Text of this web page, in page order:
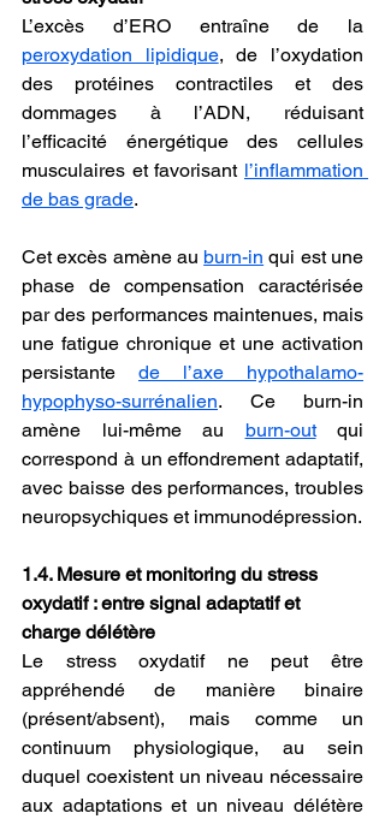
peroxydation lipidique, de l’oxydation
des protéines contractiles et des
dommages à l’ADN, réduisant
l’efficacité énergétique des cellules
musculaires et favorisant l’inflammation
de bas grade.
Cet excès amène au burn-in qui est une
phase de compensation caractérisée
par des performances maintenues, mais
une fatigue chronique et une activation
persistante de l’axe hypothalamo-
hypophyso-surrénalien. Ce burn-in
amène lui-même au burn-out qui
correspond à un effondrement adaptatif,
avec baisse des performances, troubles
neuropsychiques et immunodépression.
1.4. Mesure et monitoring du stress
oxydatif : entre signal adaptatif et
charge délétère
Le stress oxydatif ne peut être
appréhendé de manière binaire
(présent/absent), mais comme un
continuum physiologique, au sein
duquel coexistent un niveau nécessaire
aux adaptations et un niveau délétère